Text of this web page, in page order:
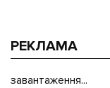
РЕКЛАМА
завантаження...